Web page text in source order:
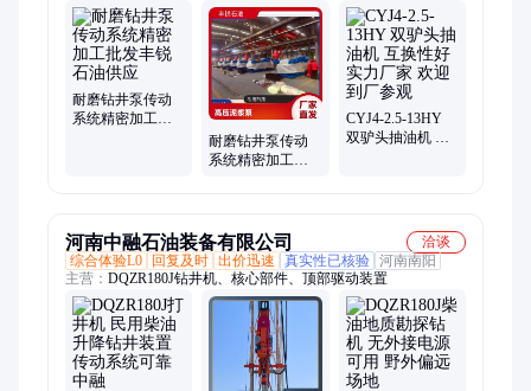
统、固控系统、钢木基础、油田用罐
耐磨钻井泵传动
系统精密加工批
耐磨钻井泵传动
系统精密加工厂
CYJ4-2.5-13HY
双驴头抽油机 互
河南中融石油装备有限公司
洽谈
综合体验L0
回复及时 出价迅速 真实性已核验 河南南阳
主营： DQZR180J钻井机、核心部件、顶部驱动装置